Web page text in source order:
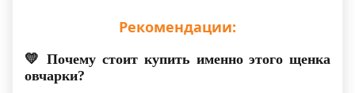
Рекомендации:
💛 Почему стоит купить именно этого щенка
овчарки?